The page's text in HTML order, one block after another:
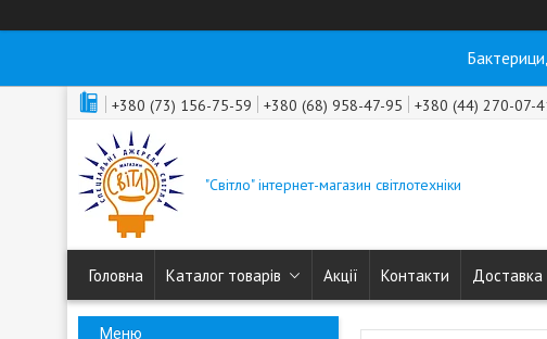
+380 (73) 156-75-59 +380 (68) 958-47-95 +380 (44) 270-07-
"Світло" інтернет-магазин світлотехніки
Головна Каталог товарів Акції Контакти Доставка